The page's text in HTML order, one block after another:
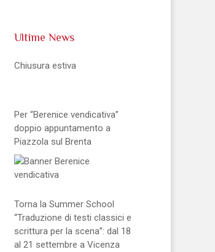
Ultime News
Chiusura estiva
Per “Berenice vendicativa”
doppio appuntamento a
Piazzola sul Brenta
Torna la Summer School
“Traduzione di testi classici e
scrittura per la scena”: dal 18
al 21 settembre a Vicenza